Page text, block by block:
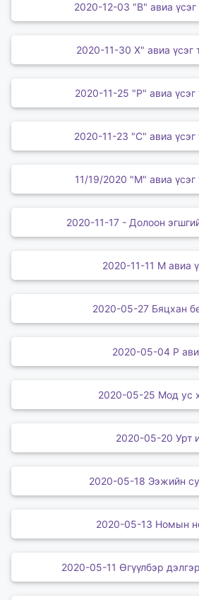
2020-12-03 "В" авиа үсэг
2020-11-30 Х" авиа үсэг
2020-11-25 "Р" авиа үсэг
2020-11-23 "С" авиа үсэг
11/19/2020 "М" авиа үсэг
2020-11-17 - Долоон
2020-11-11 М авиа
2020-05-27 Бяцхан
2020-05-04 Р
2020-05-25 Мод ус
2020-05-20 Урт
2020-05-18 Ээжийн
2020-05-13 Номын
2020-05-11 Өгүүлбэр